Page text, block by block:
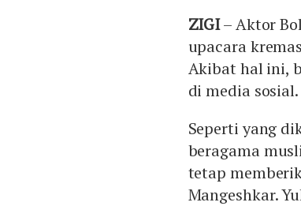
ZIGI– Aktor
upacara
Akibat hal ini,
di media sosial.
Seperti yang
beragama
tetap
Mangeshkar.